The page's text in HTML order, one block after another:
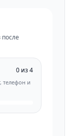
0 из 4
телефон и